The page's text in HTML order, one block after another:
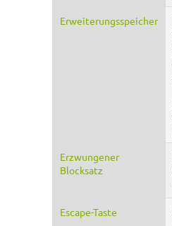
Erweiterungsspeicher
Erzwungener
Blocksatz
Escape-Taste